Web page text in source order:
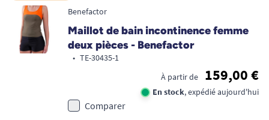
Benefactor
Maillot de bain incontinence femme
deux pièces - Benefactor
• TE-30435-1
À partir de
159,00 €
En stock, expédié aujourd'hui
Comparer